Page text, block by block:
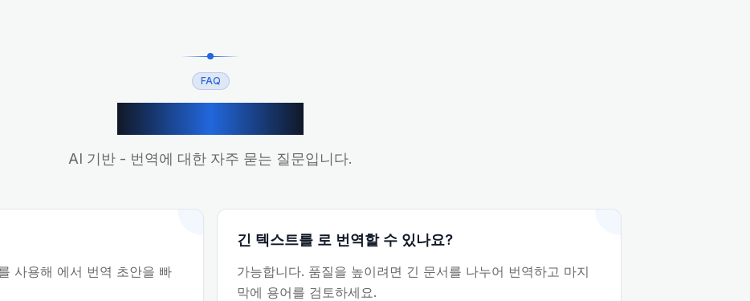
FAQ
AI 기반 - 번역에 대한 자주 묻는 질문입니다.
사용해 에서 번역 초안을 빠
긴 텍스트를 로 번역할 수 있나요?
가능합니다. 품질을 높이려면 긴 문서를 나누어 번역하고 마지
막에 용어를 검토하세요.